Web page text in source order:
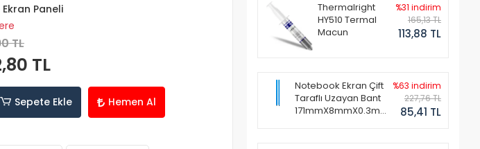
Paneli
TL
TL
Sepete Ekle Hemen Al
Thermalright
HY510 Termal
Macun
%31 indirim
165,13 TL
113,88 TL
Notebook Ekran Çift
Taraflı Uzayan Bant
171mmX8mmX0.3mm
%63 indirim
227,76 TL
85,41 TL